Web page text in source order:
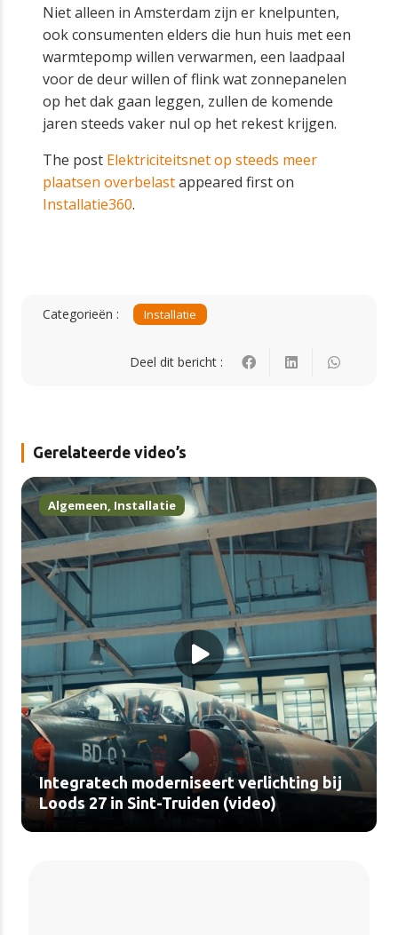
Niet alleen in Amsterdam zijn er knelpunten,
ook consumenten elders die hun huis met een
warmtepomp willen verwarmen, een laadpaal
voor de deur willen of flink wat zonnepanelen
op het dak gaan leggen, zullen de komende
jaren steeds vaker nul op het rekest krijgen.
The post Elektriciteitsnet op steeds meer
plaatsen overbelastappeared first on
Installatie360.
Categorieën : Installatie
Deel dit bericht :
Gerelateerde video’s
Algemeen, Installatie
Integratech moderniseert verlichting bij
Loods 27 in Sint-Truiden (video)